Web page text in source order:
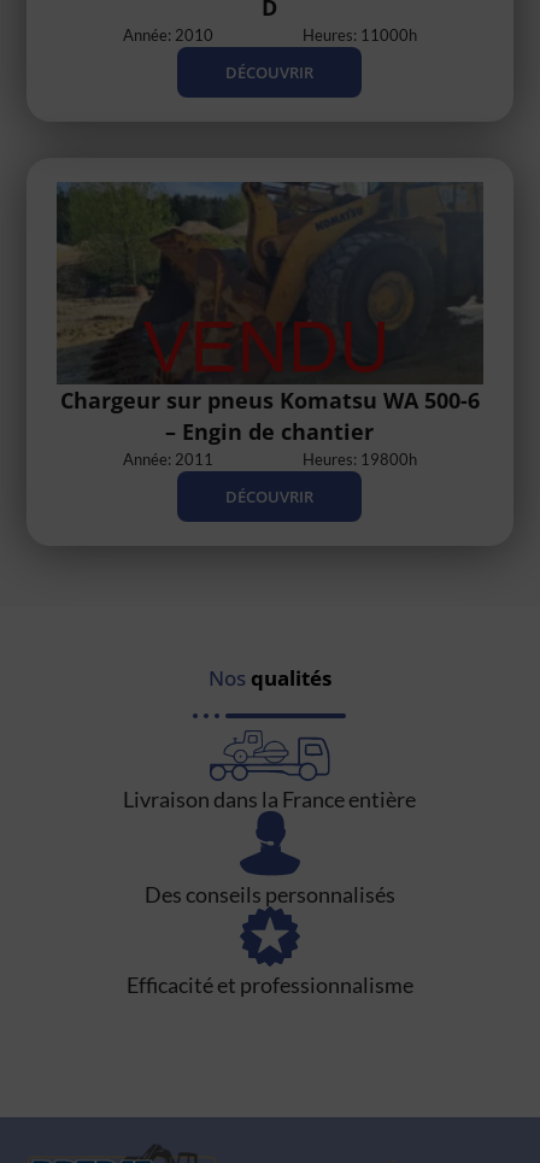
D
Année: 2010 Heures: 11000h
DÉCOUVRIR
Chargeur sur pneus Komatsu WA 500-6
– Engin de chantier
Année: 2011 Heures: 19800h
DÉCOUVRIR
Nos qualités
Livraison dans la France entière
Des conseils personnalisés
Efficacité et professionnalisme